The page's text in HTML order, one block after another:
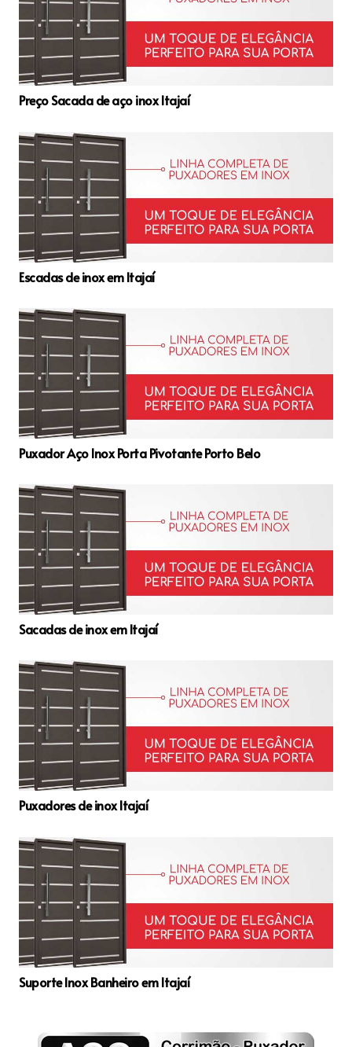
Preço Sacada de aço inox Itajaí
Escadas de inox em Itajaí
Puxador Aço Inox Porta Pivotante Porto Belo
Sacadas de inox em Itajaí
Puxadores de inox Itajaí
Suporte Inox Banheiro em Itajaí